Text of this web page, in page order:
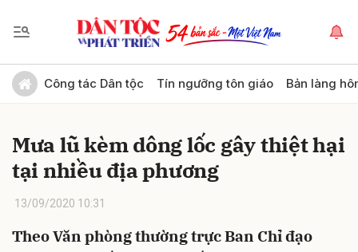
Công tác Dân tộc Tín ngưỡng tôn giáo Bản làng
Mưa lũ kèm dông lốc gây thiệt hại
tại nhiều địa phương
13/09/2020 10:31
Theo Văn phòng thường trực Ban Chỉ đạo
Gửi bình luận
Hủy Gửi